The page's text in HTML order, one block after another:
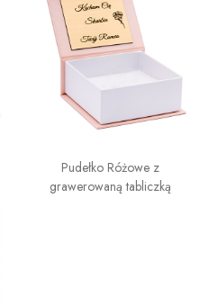
Pudełko Różowe z
grawerowaną tabliczką